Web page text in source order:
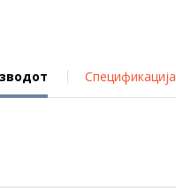
Спецификација